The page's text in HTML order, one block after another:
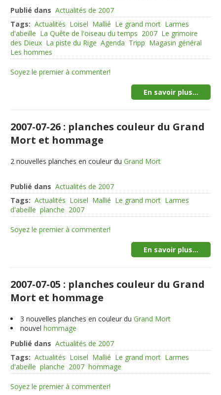
Publié dans Actualités de 2007
Tags: Actualités Loisel Mallié Le grand mort Larmes
d'abeille La Quête de l'oiseau du temps 2007 Le grimoire
des Dieux La piste du Rige Agenda Tripp Magasin général
Les hommes
Soyez le premier à commenter!
En savoir plus...
2007-07-26 : planches couleur du Grand
Mort et hommage
2 nouvelles planches en couleur duGrand Mort
Publié dans Actualités de 2007
Tags: Actualités Loisel Mallié Le grand mort Larmes
d'abeille planche 2007
Soyez le premier à commenter!
En savoir plus...
2007-07-05 : planches couleur du Grand
Mort et hommage
3 nouvelles planches en couleur duGrand Mort
nouvelhommage
Publié dans Actualités de 2007
Tags: Actualités Loisel Mallié Le grand mort Larmes
d'abeille planche 2007 hommage
Soyez le premier à commenter!